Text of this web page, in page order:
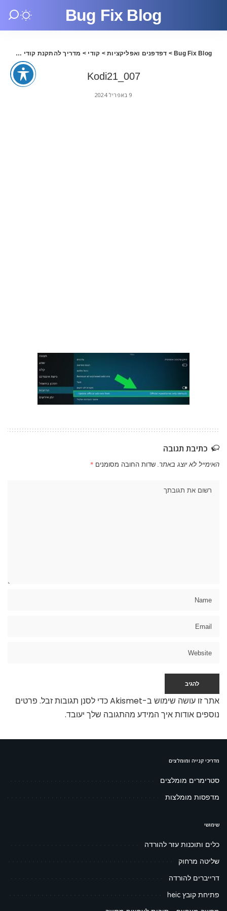
Bug Fix Blog
Bug Fix Blog
> דפדפנים ואפליקציות> קודי > מדריך להתקנת קודי 21 בעברית
Kodi21_007
9 באפריל 2024
כתיבת תגובה
האימייל לא יוצג באתר. שדות החובה מסומנים *
אתר זו עושה שימוש ב-Akismet כדי לסנן תגובות זבל.
פרטים
נוספים אודות איך המידע מהתגובה שלך יעובד.
מדריכי קנייה ומומלצים
סטרימרים מומלצים
מדפסות מומלצות
שימושי
כלים ותוכנות עזר להורדה
שליטה מרחוק
דרייברים להורדה
פתיחת קובץ heic